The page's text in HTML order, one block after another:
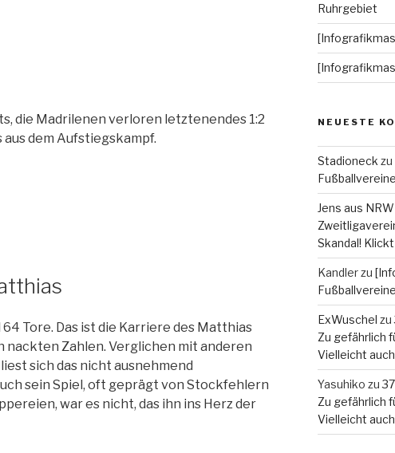
die Madrilenen verloren letztenendes 1:2
aus dem Aufstiegskampf.
64 Tore. Das ist die Karriere des Matthias
nackten Zahlen. Verglichen mit anderen
sich das nicht ausnehmend
sein Spiel, oft geprägt von Stockfehlern
war es nicht, das ihn ins Herz der
Ruhrgebiet
NEUESTE
Stadioneck zu
Jens aus NRW
Skandal!
Kandlerzu
ExWuschel zu
Zu gefährlich
Vielleicht
Yasuhiko zu
Zu gefährlich
Vielleicht